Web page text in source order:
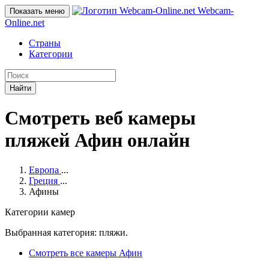
Показать меню
Webcam-
Online.net
Страны
Категории
Найти
Смотреть веб камеры
пляжей Афин онлайн
Европа ...
Греция ...
Афины
Категории камер
Выбранная категория: пляжи.
Смотреть все камеры Афин